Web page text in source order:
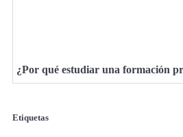
¿Por qué estudiar una formación
Etiquetas